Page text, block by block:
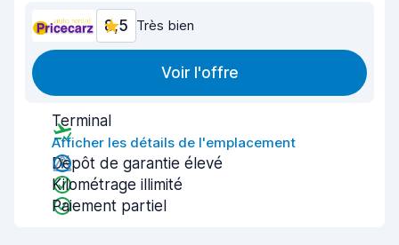
8,5 Très bien
Voir l'offre
Terminal
Afficher les détails de l'emplacement
Dépôt de garantie élevé
Kilométrage illimité
Paiement partiel